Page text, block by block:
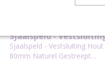
Sjaalspeld -
Cirkel 80mm Naturel
Sjaalspeld - Vestsluiting Hout
80mm Naturel Gestreept…